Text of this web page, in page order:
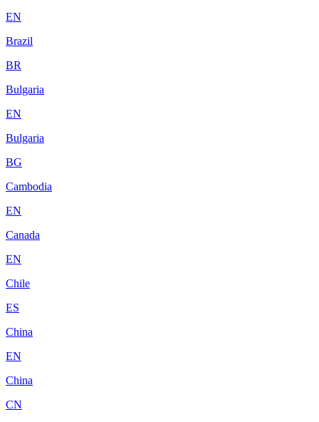
EN
Brazil
BR
Bulgaria
EN
Bulgaria
BG
Cambodia
EN
Canada
EN
Chile
ES
China
EN
China
CN